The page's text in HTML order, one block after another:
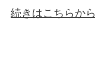
続きはこちらから